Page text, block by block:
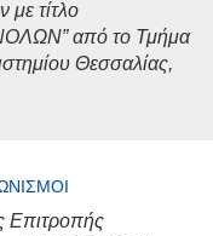
τίτλο
από το Τμήμα
Θεσσαλίας,
Επιτροπής